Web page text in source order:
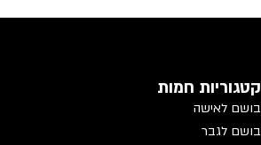
קטגוריות חמות
בושם לאישה
בושם לגבר